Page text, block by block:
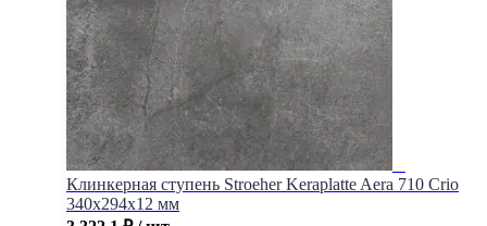
Клинкерная ступень Stroeher Keraplatte Aera 710 Crio
340x294x12 мм